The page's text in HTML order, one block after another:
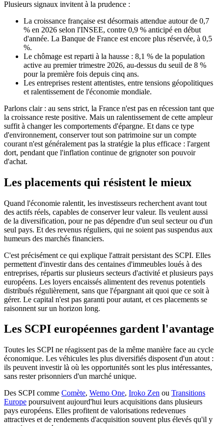
Plusieurs signaux invitent à la prudence :
La croissance française est désormais attendue autour de 0,7
% en 2026 selon l'INSEE, contre 0,9 % anticipé en début
d'année. La Banque de France est encore plus réservée, à 0,5
%.
Le chômage est reparti à la hausse : 8,1 % de la population
active au premier trimestre 2026, au-dessus du seuil de 8 %
pour la première fois depuis cinq ans.
Les entreprises restent attentistes, entre tensions géopolitiques
et ralentissement de l'économie mondiale.
Parlons clair : au sens strict, la France n'est pas en récession tant que
la croissance reste positive. Mais un ralentissement de cette ampleur
suffit à changer les comportements d'épargne. Et dans ce type
d'environnement, conserver tout son patrimoine sur un compte
courant n'est généralement pas la stratégie la plus efficace : l'argent
dort, pendant que l'inflation continue de grignoter son pouvoir
d'achat.
Les placements qui résistent le mieux
Quand l'économie ralentit, les investisseurs recherchent avant tout
des actifs réels, capables de conserver leur valeur. Ils veulent aussi
de la diversification, pour ne pas dépendre d'un seul secteur ou d'un
seul pays. Et des revenus réguliers, qui ne soient pas suspendus aux
humeurs des marchés financiers.
C'est précisément ce qui explique l'attrait persistant des SCPI. Elles
permettent d'investir dans des centaines d'immeubles loués à des
entreprises, répartis sur plusieurs secteurs d'activité et plusieurs pays
européens. Les loyers encaissés alimentent des revenus potentiels
distribués régulièrement, sans que l'épargnant ait quoi que ce soit à
gérer. Le capital n'est pas garanti pour autant, et ces placements se
raisonnent sur un horizon long.
Les SCPI européennes gardent l'avantage
Toutes les SCPI ne réagissent pas de la même manière face au cycle
économique. Les véhicules les plus diversifiés disposent d'un atout :
ils peuvent investir là où les opportunités sont les plus intéressantes,
sans rester prisonniers d'un marché unique.
Des SCPI comme Comète, Wemo One, Iroko Zen ou Transitions
Europe poursuivent aujourd'hui leurs acquisitions dans plusieurs
pays européens. Elles profitent de valorisations redevenues
attractives et de rendements d'acquisition souvent plus élevés qu'il y